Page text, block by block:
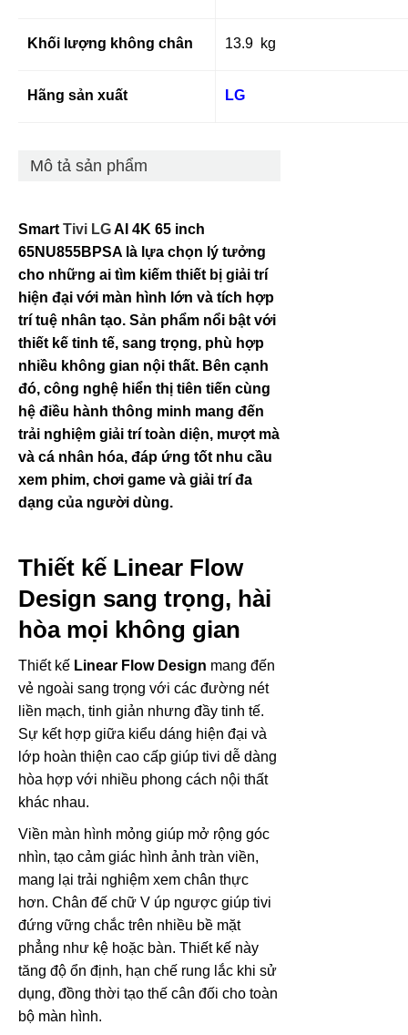
Khối lượng không chân 13.9 kg
Hãng sản xuất LG
Mô tả sản phẩm
Smart Tivi LGAI 4K 65 inch
65NU855BPSA là lựa chọn lý tưởng
cho những ai tìm kiếm thiết bị giải trí
hiện đại với màn hình lớn và tích hợp
trí tuệ nhân tạo. Sản phẩm nổi bật với
thiết kế tinh tế, sang trọng, phù hợp
nhiều không gian nội thất. Bên cạnh
đó, công nghệ hiển thị tiên tiến cùng
hệ điều hành thông minh mang đến
trải nghiệm giải trí toàn diện, mượt mà
và cá nhân hóa, đáp ứng tốt nhu cầu
xem phim, chơi game và giải trí đa
dạng của người dùng.
Thiết kế Linear Flow
Design sang trọng, hài
hòa mọi không gian
Thiết kế Linear Flow Design mang đến
vẻ ngoài sang trọng với các đường nét
liền mạch, tinh giản nhưng đầy tinh tế.
Sự kết hợp giữa kiểu dáng hiện đại và
lớp hoàn thiện cao cấp giúp tivi dễ dàng
hòa hợp với nhiều phong cách nội thất
khác nhau.
Viền màn hình mỏng giúp mở rộng góc
nhìn, tạo cảm giác hình ảnh tràn viền,
mang lại trải nghiệm xem chân thực
hơn. Chân đế chữ V úp ngược giúp tivi
đứng vững chắc trên nhiều bề mặt
phẳng như kệ hoặc bàn. Thiết kế này
tăng độ ổn định, hạn chế rung lắc khi sử
dụng, đồng thời tạo thế cân đối cho toàn
bộ màn hình.